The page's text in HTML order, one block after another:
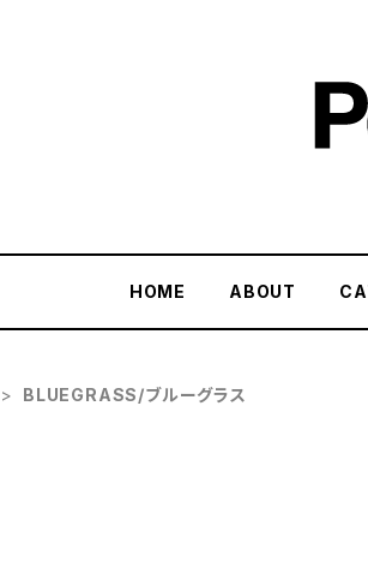
HOME ABOUT
BLUEGRASS/ブルーグラス